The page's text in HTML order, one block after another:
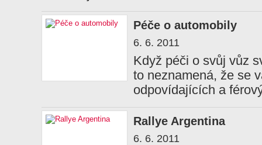
Péče o automobily
6. 6. 2011
Když péči o svůj vůz
to neznamená, že se
odpovídajících a
Rallye Argentina
6. 6. 2011